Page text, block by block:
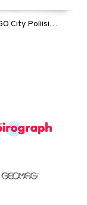
60455 LEGO City Poliisin moottoripyöräjahti